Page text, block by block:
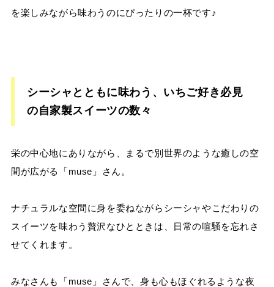
を楽しみながら味わうのにぴったりの一杯です♪
シーシャとともに味わう、いちご好き必見
の自家製スイーツの数々
栄の中心地にありながら、まるで別世界のような癒しの空
間が広がる「muse」さん。
ナチュラルな空間に身を委ねながらシーシャやこだわりの
スイーツを味わう贅沢なひとときは、日常の喧騒を忘れさ
せてくれます。
みなさんも「muse」さんで、身も心もほぐれるような夜